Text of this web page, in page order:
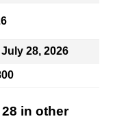
28, 2026
in other